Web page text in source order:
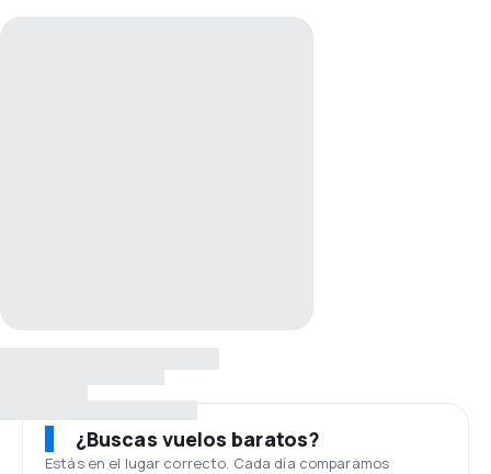
¿Buscas vuelos baratos?
Estás en el lugar correcto. Cada día comparamos